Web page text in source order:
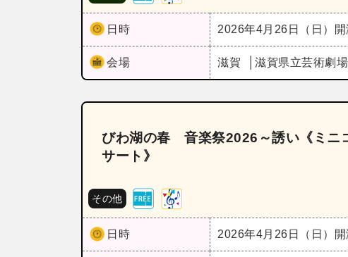
日時 2026年4月26日（日）
会場 滋賀 滋賀県立芸術劇
びわ湖の春 音楽祭2026～誘い《ミニ
サート》
その他
日時 2026年4月26日（日）